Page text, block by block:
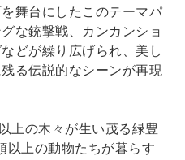
舞台にしたこのテーマパ
な銃撃戦、カンカンショ
どが繰り広げられ、美し
る伝説的なシーンが再現
上の木々が生い茂る緑豊
以上の動物たちが暮らす